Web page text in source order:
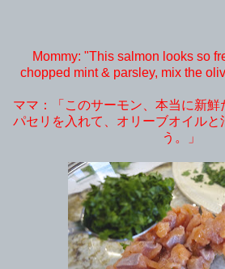
Mommy: "This salmon looks so
chopped mint & parsley, mix the
ママ：「このサーモン、本当に新鮮
パセリを入れて、オリーブオイルと
う。」